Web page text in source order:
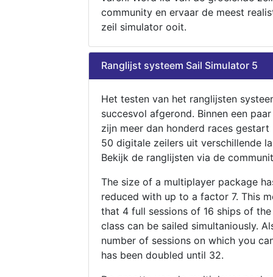
community en ervaar de meest
zeil simulator ooit.
Ranglijst systeem Sail Simulator 5
Het testen van het ranglijsten
succesvol afgerond. Binnen een
zijn meer dan honderd races gestart
50 digitale zeilers uit verschillende
Bekijk de ranglijsten via de
The size of a multiplayer package
reduced with up to a factor 7. This
that 4 full sessions of 16 ships of
class can be sailed simultaniously.
number of sessions on which you
has been doubled until 32.